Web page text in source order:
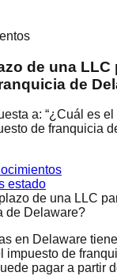
de una LLC
de
a: “¿Cuál es
de franquicia
estado
de una LLC
de Delaware?
en Delaware
impuesto de
pagar a partir